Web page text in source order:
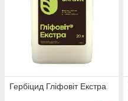
Гербіцид Гліфовіт Екстра